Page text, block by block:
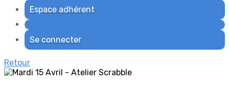
Espace adhérent
Se connecter
Retour